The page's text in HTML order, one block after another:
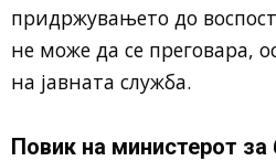
придржувањето до
не може да се преговара,
на јавната служба.
Повик на министерот за